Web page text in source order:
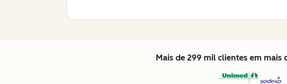
Mais de 299 mil clientes em mais